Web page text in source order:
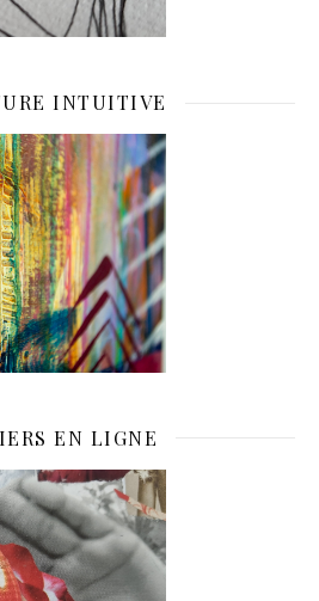
INTUITIVE
EN LIGNE